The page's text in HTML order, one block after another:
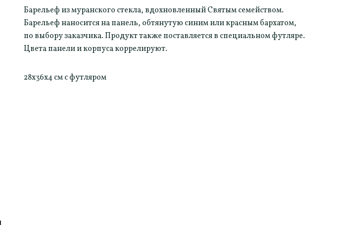
Барельеф из муранского стекла, вдохновленный Святым семейством.
Барельеф наносится на панель, обтянутую синим или красным бархатом,
по выбору заказчика. Продукт также поставляется в специальном футляре.
Цвета панели и корпуса коррелируют.
28x36x4 см с футляром